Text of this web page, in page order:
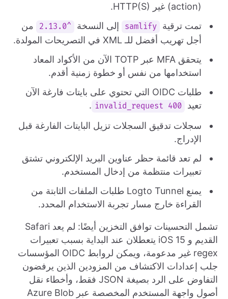
(action) غير HTTP(S).
تمت ترقية
samlify إلى النسخة ^2.13.0
من
أجل تهريب أفضل للـ XML في التصريحات المولدة.
يتحقق MFA عبر TOTP الآن من الأكواد المعاد
استخدامها من نفس أو خطوة زمنية أقدم.
طلبات OIDC التي تحتوي على بايتات فارغة الآن
تعيد
400 invalid_request
.
سجلات تدقيق السجلات تزيل البايتات الفارغة قبل
الإدراج.
لم تعد قائمة حظر عناوين البريد الإلكتروني تشتق
تعبيرات منتظمة من إدخال المستخدم.
يمنع Logto Tunnel طلبات الملفات الثابتة من
القراءة خارج مسار تجربة الاستخدام المحدد.
تشمل التحسينات توافق التخزين أيضًا: لم يعد Safari
القديم و iOS 15 يتعطلان عند البداية بسبب تعبيرات
regex غير مدعومة، ويمكن لروابط OIDC المؤسسات
جلب إعدادات الاكتشاف من المزودين الذين يرفضون
التفاوض على الرد بصيغة JSON فقط، وأخطاء نقل
أصول واجهة المستخدم المخصصة عبر Azure Blob